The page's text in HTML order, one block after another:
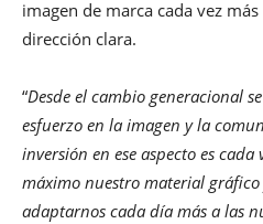
imagen de marca cada vez
dirección clara.
“Desde el cambio generacional
esfuerzo en la imagen y la
inversión en ese aspecto es
máximo nuestro material
adaptarnos cada día más a las